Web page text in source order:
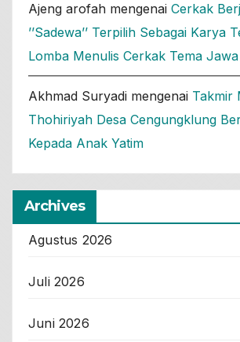
Ajeng arofah mengenai Cerkak
’’Sadewa’’ Terpilih Sebagai Karya
Lomba Menulis Cerkak Tema
Akhmad Suryadi mengenai Takmir
Thohiriyah Desa Cengungklung
Kepada Anak Yatim
Archives
Agustus 2026
Juli 2026
Juni 2026